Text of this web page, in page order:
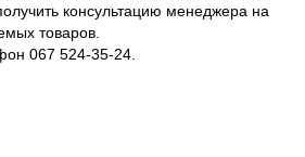
консультацию менеджера на
товаров.
067 524-35-24.